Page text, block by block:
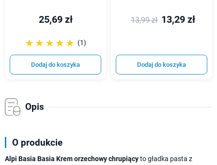
25,69 zł
☆☆☆☆☆
★★★★★ (1)
Dodaj do koszyka
13,99 zł 13,29 zł
Dodaj do koszyka
Opis
O produkcie
Alpi Basia Basia Krem orzechowy chrupiącyto gładka pasta z